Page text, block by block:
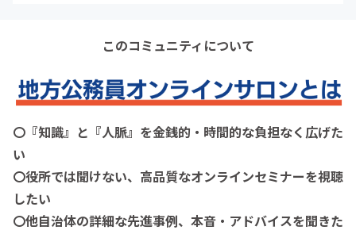
このコミュニティについて
〇『知識』と『人脈』を金銭的・時間的な負担なく広げた
い
〇役所では聞けない、高品質なオンラインセミナーを視聴
したい
〇他自治体の詳細な先進事例、本音・アドバイスを聞きた